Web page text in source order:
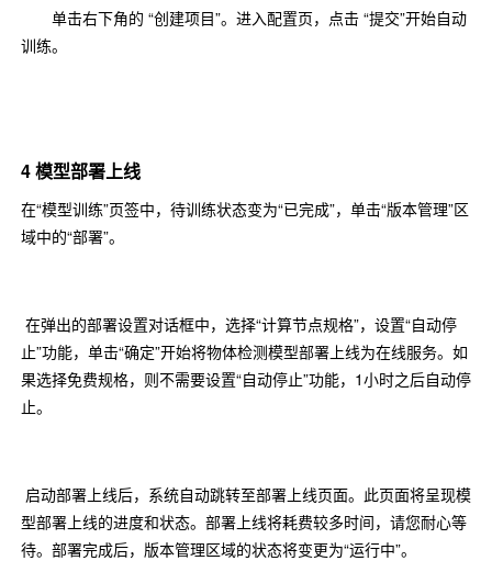
单击右下角的 “创建项目”。进入配置页，点击 “提交”开始自动
训练。
4 模型部署上线
在“模型训练”页签中，待训练状态变为“已完成”，单击“版本管理”区
域中的“部署”。
在弹出的部署设置对话框中，选择“计算节点规格”，设置“自动停
止”功能，单击“确定”开始将物体检测模型部署上线为在线服务。如
果选择免费规格，则不需要设置“自动停止”功能，1小时之后自动停
止。
启动部署上线后，系统自动跳转至部署上线页面。此页面将呈现模
型部署上线的进度和状态。部署上线将耗费较多时间，请您耐心等
待。部署完成后，版本管理区域的状态将变更为“运行中”。